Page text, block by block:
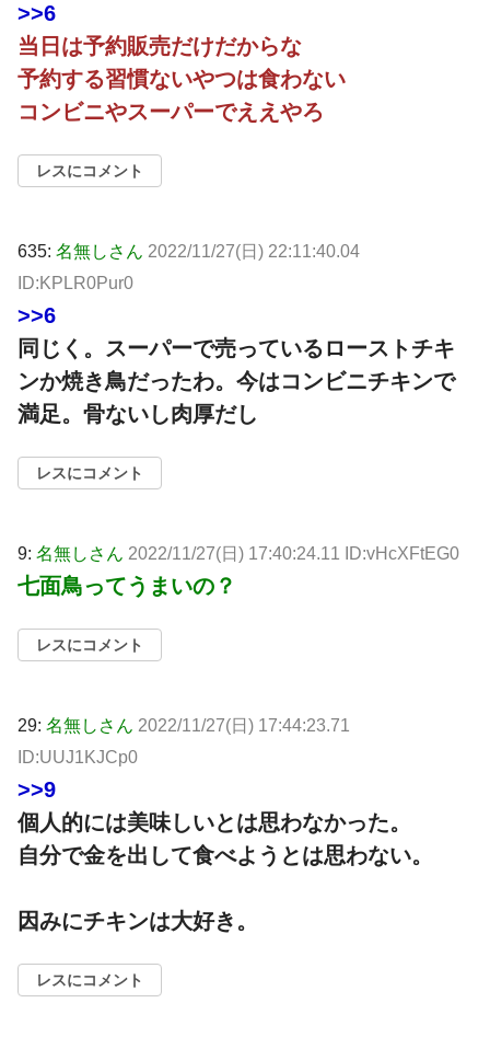
>>6
当日は予約販売だけだからな
予約する習慣ないやつは食わない
コンビニやスーパーでええやろ
レスにコメント
635: 名無しさん 2022/11/27(日) 22:11:40.04
ID:KPLR0Pur0
>>6
同じく。スーパーで売っているローストチキ
ンか焼き鳥だったわ。今はコンビニチキンで
満足。骨ないし肉厚だし
レスにコメント
9: 名無しさん 2022/11/27(日) 17:40:24.11 ID:vHcXFtEG0
七面鳥ってうまいの？
レスにコメント
29: 名無しさん 2022/11/27(日) 17:44:23.71
ID:UUJ1KJCp0
>>9
個人的には美味しいとは思わなかった。
自分で金を出して食べようとは思わない。
因みにチキンは大好き。
レスにコメント